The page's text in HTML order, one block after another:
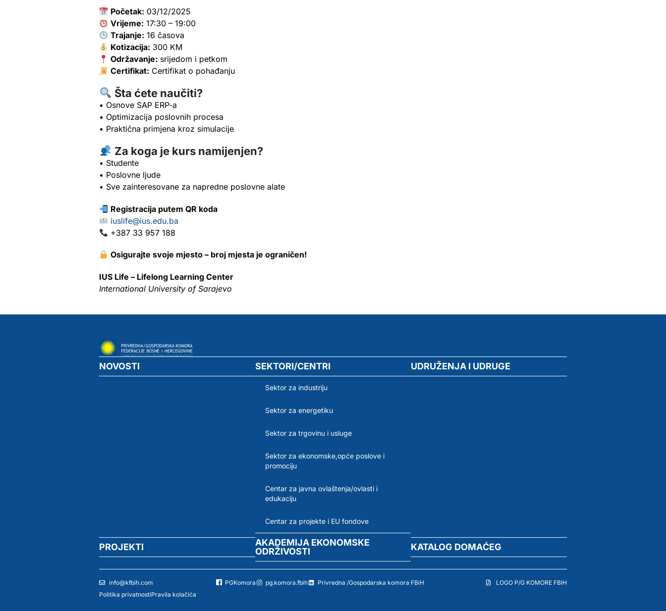
Početak: 03/12/2025
Vrijeme: 17:30 – 19:00
Trajanje: 16 časova
Kotizacija: 300 KM
Održavanje: srijedom i petkom
Certifikat: Certifikat o pohađanju
Šta ćete naučiti?
• Osnove SAP ERP-a
• Optimizacija poslovnih procesa
• Praktična primjena kroz simulacije
Za koga je kurs namijenjen?
• Studente
• Poslovne ljude
• Sve zainteresovane za napredne poslovne alate
Registracija putem QR koda
iuslife@ius.edu.ba
+387 33 957 188
Osigurajte svoje mjesto – broj mjesta je ograničen!
IUS Life – Lifelong Learning Center
International University of Sarajevo
NOVOSTI SEKTORI/CENTRI
Sektor za industriju
Sektor za energetiku
Sektor za trgovinu i usluge
Sektor za ekonomske,opće poslove i
promociju
Centar za javna ovlaštenja/ovlasti i
edukaciju
Centar za projekte i EU fondove
UDRUŽENJA I UDRUGE
PROJEKTI
AKADEMIJA EKONOMSKE
ODRŽIVOSTI
KATALOG DOMAĆEG
info@kfbih.com PGKomora pg.komora.fbih Privredna /Gospodarska komora FBiH
LOGO P/G KOMORE FBIH
Politika privatnostiPravila kolačića